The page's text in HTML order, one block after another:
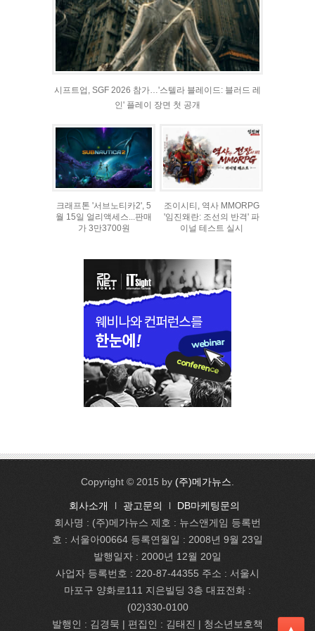
시프트업, SGF 2026 참가…'스텔라 블레이드: 블러드 레
인' 플레이 장면 첫 공개
크래프톤 '서브노티카2', 5
월 15일 얼리액세스...판매
가 3만3700원
조이시티, 역사 MMORPG
'임진왜란: 조선의 반격' 파
이널 테스트 실시
Copyright © 2015 by (주)메가뉴스.
회사소개 l 광고문의 l
DB마케팅문의
회사명 : (주)메가뉴스 제호 : 뉴스앤게임 등록번
호 : 서울아00664 등록연월일 : 2008년 9월 23일
발행일자 : 2000년 12월 20일
사업자 등록번호 : 220-87-44355 주소 : 서울시
마포구 양화로111 지은빌딩 3층 대표전화 :
(02)330-0100
발행인 : 김경묵 | 편집인 : 김태진 | 청소년보호책